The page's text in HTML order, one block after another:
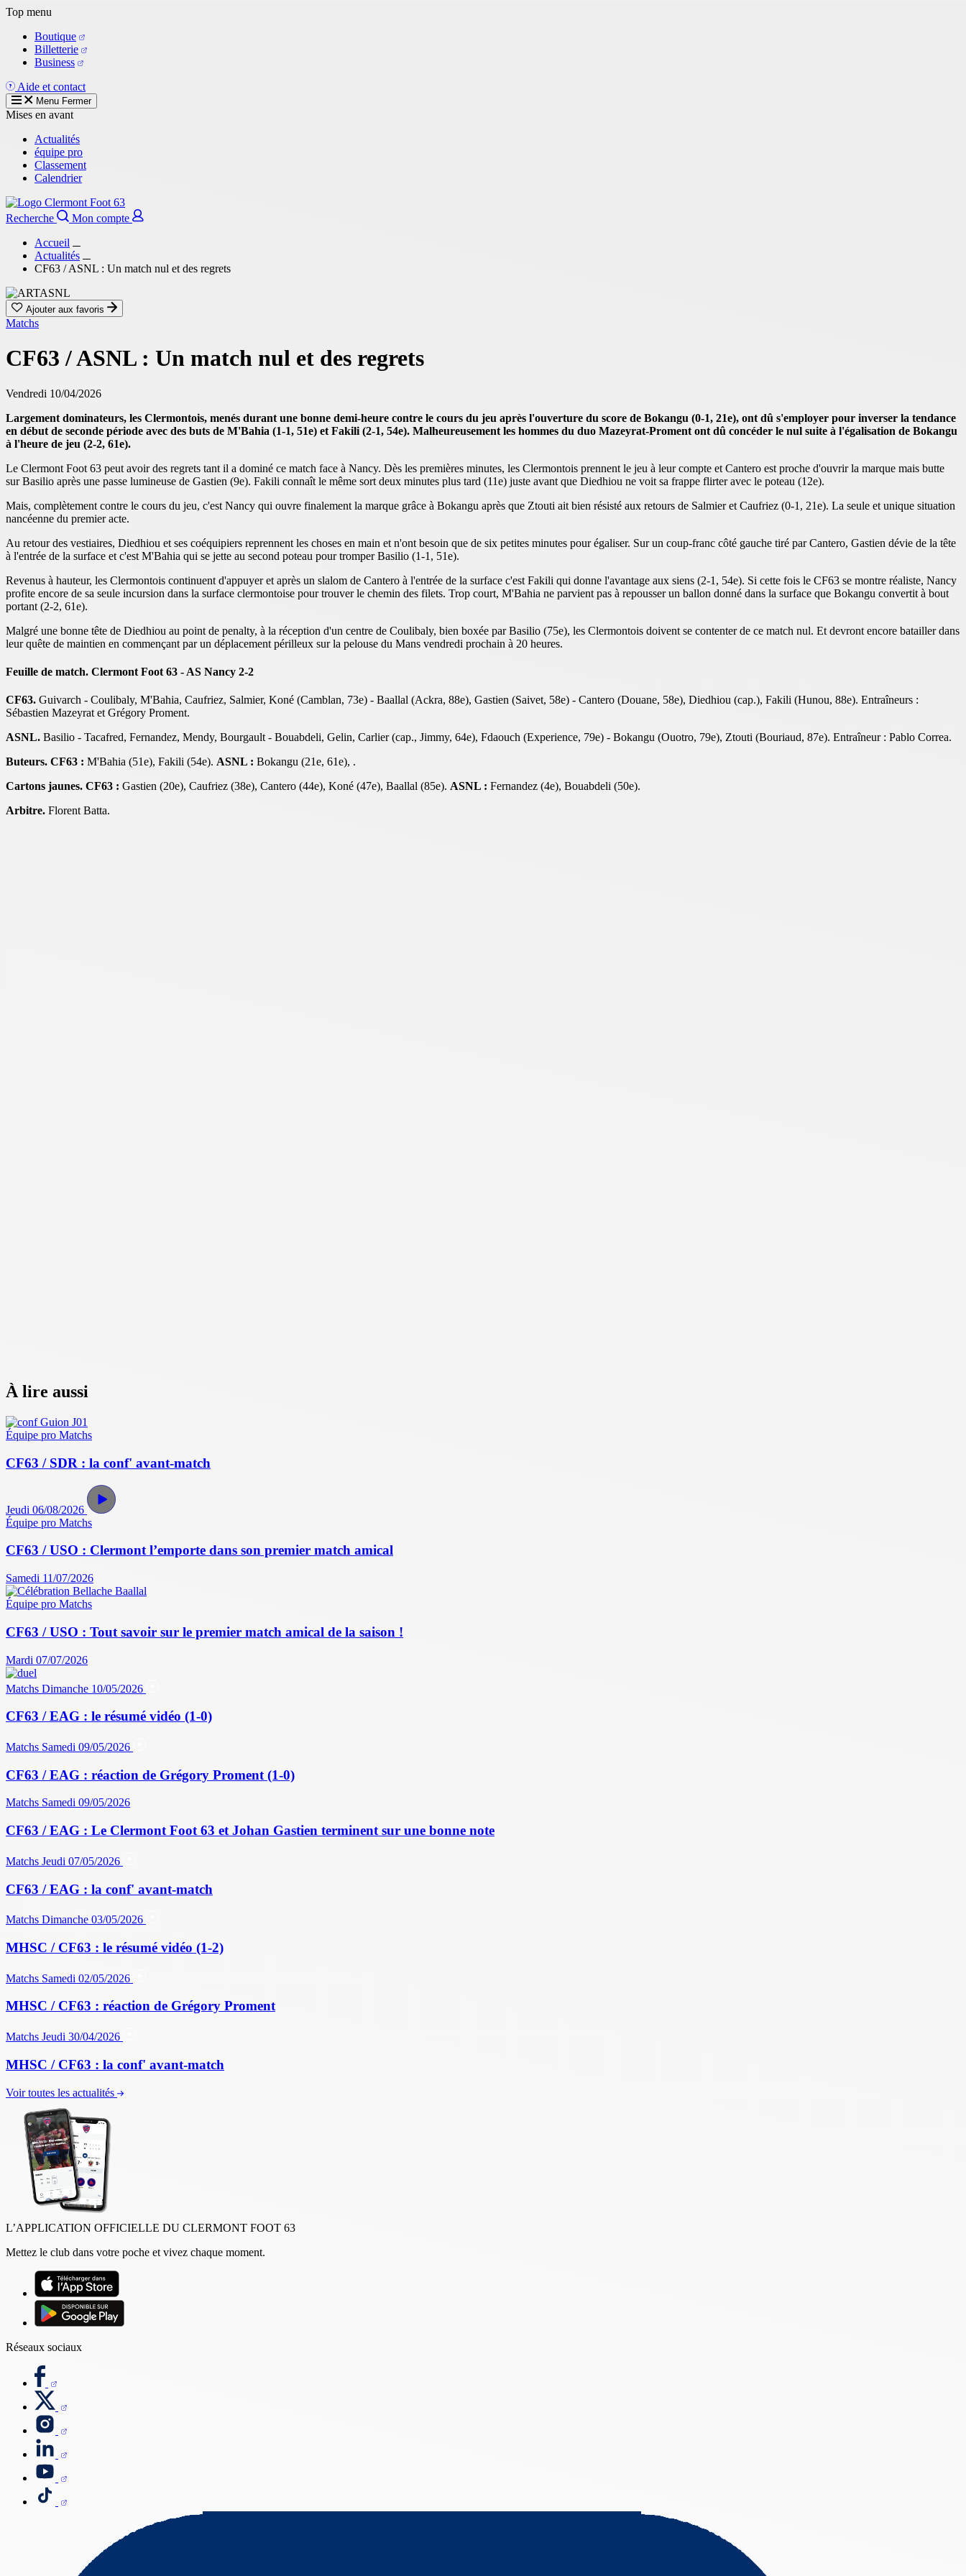
Aller
contenu
principal
Top menu
Boutique
Billetterie
Business
Aide et contact
Menu Fermer
Mises en avant
Actualités
équipe pro
Classement
Calendrier
Recherche
Mon compte
Accueil
Actualités
CF63 / ASNL : Un match nul et des regrets
Ajouter aux favoris
Matchs
CF63 / ASNL : Un match nul et des regrets
Vendredi 10/04/2026
Largement dominateurs, les Clermontois, menés durant une bonne demi-heure contre le cours du jeu après l'ouverture du score de Bokangu (0-1, 21e), ont dû s'employer pour inverser la tendance
en début de seconde période avec des buts de M'Bahia (1-1, 51e) et Fakili (2-1, 54e). Malheureusement les hommes du duo Mazeyrat-Proment ont dû concéder le nul suite à l'égalisation de Bokangu
à l'heure de jeu (2-2, 61e).
Le Clermont Foot 63 peut avoir des regrets tant il a dominé ce match face à Nancy. Dès les premières minutes, les Clermontois prennent le jeu à leur compte et Cantero est proche d'ouvrir la marque mais butte
sur Basilio après une passe lumineuse de Gastien (9e). Fakili connaît le même sort deux minutes plus tard (11e) juste avant que Diedhiou ne voit sa frappe flirter avec le poteau (12e).
Mais, complètement contre le cours du jeu, c'est Nancy qui ouvre finalement la marque grâce à Bokangu après que Ztouti ait bien résisté aux retours de Salmier et Caufriez (0-1, 21e). La seule et unique situation
nancéenne du premier acte.
Au retour des vestiaires, Diedhiou et ses coéquipiers reprennent les choses en main et n'ont besoin que de six petites minutes pour égaliser. Sur un coup-franc côté gauche tiré par Cantero, Gastien dévie de la tête
à l'entrée de la surface et c'est M'Bahia qui se jette au second poteau pour tromper Basilio (1-1, 51e).
Revenus à hauteur, les Clermontois continuent d'appuyer et après un slalom de Cantero à l'entrée de la surface c'est Fakili qui donne l'avantage aux siens (2-1, 54e). Si cette fois le CF63 se montre réaliste, Nancy
profite encore de sa seule incursion dans la surface clermontoise pour trouver le chemin des filets. Trop court, M'Bahia ne parvient pas à repousser un ballon donné dans la surface que Bokangu convertit à bout
portant (2-2, 61e).
Malgré une bonne tête de Diedhiou au point de penalty, à la réception d'un centre de Coulibaly, bien boxée par Basilio (75e), les Clermontois doivent se contenter de ce match nul. Et devront encore batailler dans
leur quête de maintien en commençant par un déplacement périlleux sur la pelouse du Mans vendredi prochain à 20 heures.
Feuille de match. Clermont Foot 63 - AS Nancy 2-2
CF63. Guivarch - Coulibaly, M'Bahia, Caufriez, Salmier, Koné (Camblan, 73e) - Baallal (Ackra, 88e), Gastien (Saivet, 58e) - Cantero (Douane, 58e), Diedhiou (cap.), Fakili (Hunou, 88e). Entraîneurs :
Sébastien Mazeyrat et Grégory Proment.
ASNL. Basilio - Tacafred, Fernandez, Mendy, Bourgault - Bouabdeli, Gelin, Carlier (cap., Jimmy, 64e), Fdaouch (Experience, 79e) - Bokangu (Ouotro, 79e), Ztouti (Bouriaud, 87e). Entraîneur : Pablo Correa.
Buteurs. CF63 : M'Bahia (51e), Fakili (54e). ASNL : Bokangu (21e, 61e), .
Cartons jaunes. CF63 : Gastien (20e), Caufriez (38e), Cantero (44e), Koné (47e), Baallal (85e). ASNL : Fernandez (4e), Bouabdeli (50e).
Arbitre. Florent Batta.
À lire aussi
Équipe pro Matchs
CF63 / SDR : la conf' avant-match
Jeudi 06/08/2026
Équipe pro Matchs
CF63 / USO : Clermont l’emporte dans son premier match amical
Samedi 11/07/2026
Équipe pro Matchs
CF63 / USO : Tout savoir sur le premier match amical de la saison !
Mardi 07/07/2026
Matchs Dimanche 10/05/2026
CF63 / EAG : le résumé vidéo (1-0)
Matchs Samedi 09/05/2026
CF63 / EAG : réaction de Grégory Proment (1-0)
Matchs Samedi 09/05/2026
CF63 / EAG : Le Clermont Foot 63 et Johan Gastien terminent sur une bonne note
Matchs Jeudi 07/05/2026
CF63 / EAG : la conf' avant-match
Matchs Dimanche 03/05/2026
MHSC / CF63 : le résumé vidéo (1-2)
Matchs Samedi 02/05/2026
MHSC / CF63 : réaction de Grégory Proment
Matchs Jeudi 30/04/2026
MHSC / CF63 : la conf' avant-match
Voir toutes les actualités
L’APPLICATION OFFICIELLE DU CLERMONT FOOT 63
Mettez le club dans votre poche et vivez chaque moment.
Réseaux sociaux